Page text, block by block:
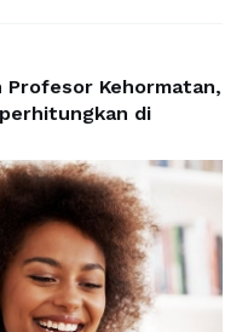
Profesor Kehormatan,
di